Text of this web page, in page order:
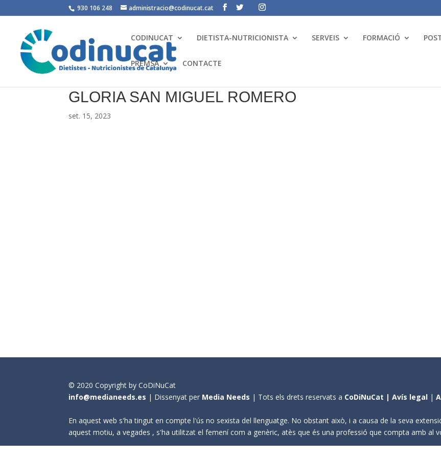
930 106 248 administracio@codinucat.cat
CODINUCAT DIETISTA-NUTRICIONISTA SERVEIS FORMACIÓ
PREMSA CONTACTE
GLORIA SAN MIGUEL ROMERO
set. 15, 2023
© 2020 Copyright by CoDiNuCat
info@medianeeds.es | Dissenyat per Media Needs | Tots els drets reservats a CoDiNuCat |Avís legal |
En aquest web s'ha tingut en compte l'ús no sexista del llenguatge. No obstant això, i a causa de la seva
aquest motiu, a vegades , s'ha utilitzat el femení com a genèric, atès que és una professió que compta amb al